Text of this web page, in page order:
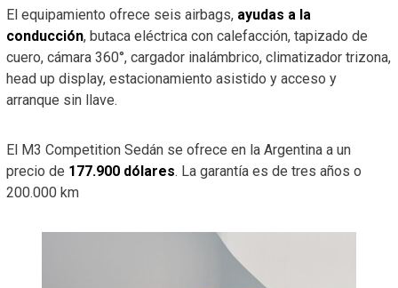
El equipamiento ofrece seis airbags, ayudas a la
conducción, butaca eléctrica con calefacción, tapizado de
cuero, cámara 360°, cargador inalámbrico, climatizador trizona,
head up display, estacionamiento asistido y acceso y
arranque sin llave.
El M3 Competition Sedán se ofrece en la Argentina a un
precio de 177.900 dólares. La garantía es de tres años o
200.000 km